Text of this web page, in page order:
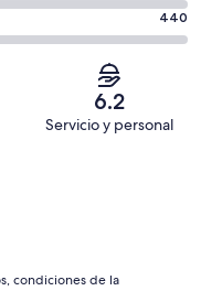
440
6.2
Servicio y personal
condiciones de la